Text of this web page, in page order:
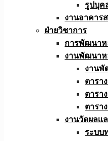
รูปบุค
งานอาคาร
ฝ่ายวิชาการ
การพัฒนาห
งานพัฒนาห
งานพั
ตารา
ตารา
ตารา
งานวัดผลเเ
ระบบ